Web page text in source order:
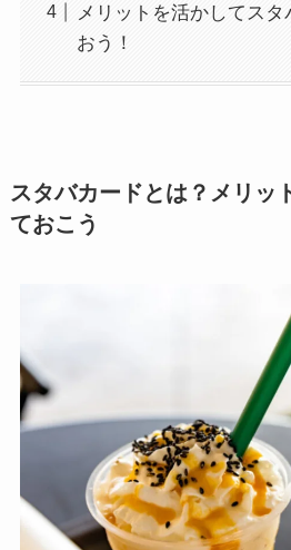
メリットを活かしてス
おう！
スタバカードとは？メリッ
ておこう